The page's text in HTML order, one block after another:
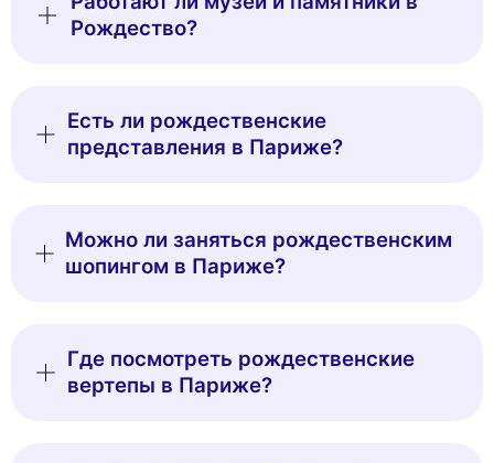
Рождество?
Есть ли рождественские
представления в Париже?
Можно ли заняться рождественским
шопингом в Париже?
Где посмотреть рождественские
вертепы в Париже?